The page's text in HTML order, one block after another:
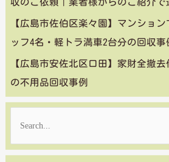
【広島市佐伯区楽々園】マンショ
ッフ4名・軽トラ満車2台分の回収事
【広島市安佐北区口田】家財全撤
の不用品回収事例
索